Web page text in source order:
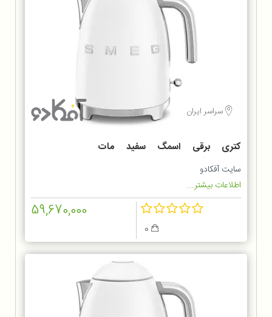
سراسر ایران
کتری برقی اسمگ سفید مات
KLF03WHMEU
سایت آفکادو
اطلاعات بیشتر...
59,670,000